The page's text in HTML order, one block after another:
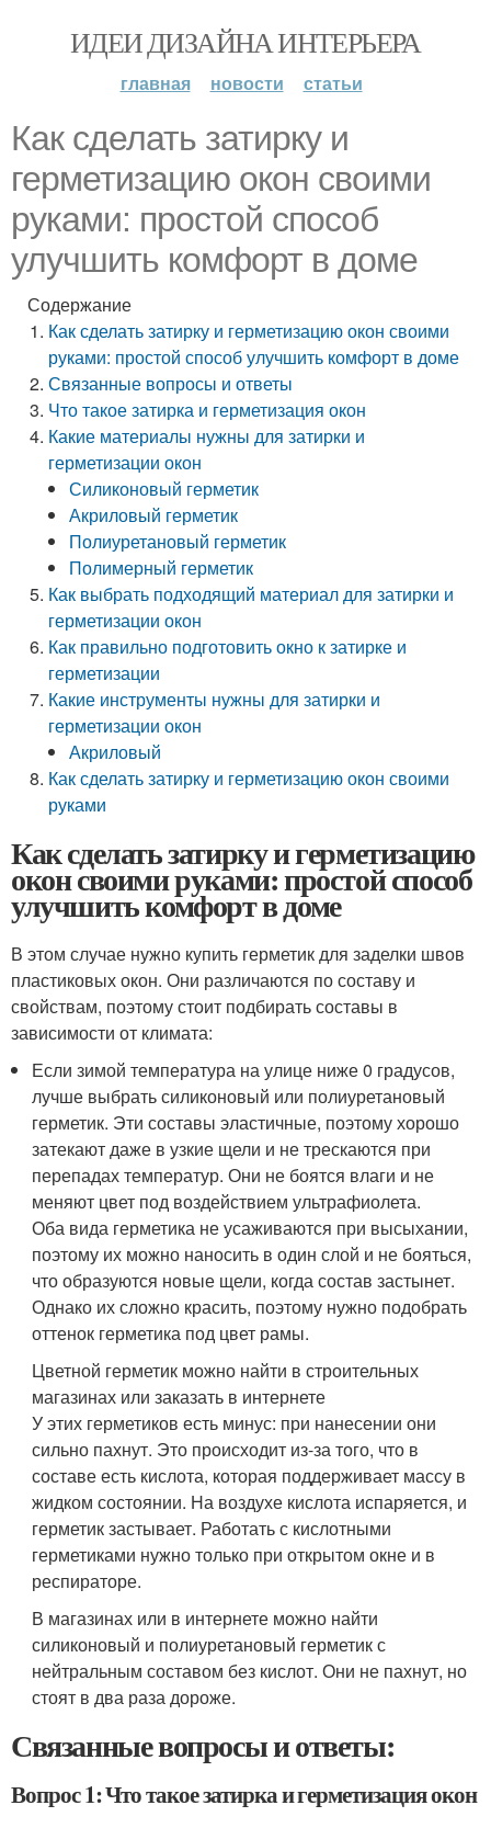
ИДЕИ ДИЗАЙНА ИНТЕРЬЕРА
главная новости статьи
Как сделать затирку и
герметизацию окон своими
руками: простой способ
улучшить комфорт в доме
Содержание
Как сделать затирку и герметизацию окон своими
руками: простой способ улучшить комфорт в доме
Связанные вопросы и ответы
Что такое затирка и герметизация окон
Какие материалы нужны для затирки и
герметизации окон
Силиконовый герметик
Акриловый герметик
Полиуретановый герметик
Полимерный герметик
Как выбрать подходящий материал для затирки и
герметизации окон
Как правильно подготовить окно к затирке и
герметизации
Какие инструменты нужны для затирки и
герметизации окон
Акриловый
Как сделать затирку и герметизацию окон своими
руками
Как сделать затирку и герметизацию
окон своими руками: простой способ
улучшить комфорт в доме
В этом случае нужно купить герметик для заделки швов
пластиковых окон. Они различаются по составу и
свойствам, поэтому стоит подбирать составы в
зависимости от климата:
Если зимой температура на улице ниже 0 градусов,
лучше выбрать силиконовый или полиуретановый
герметик. Эти составы эластичные, поэтому хорошо
затекают даже в узкие щели и не трескаются при
перепадах температур. Они не боятся влаги и не
меняют цвет под воздействием ультрафиолета.
Оба вида герметика не усаживаются при высыхании,
поэтому их можно наносить в один слой и не бояться,
что образуются новые щели, когда состав застынет.
Однако их сложно красить, поэтому нужно подобрать
оттенок герметика под цвет рамы.
Цветной герметик можно найти в строительных
магазинах или заказать в интернете
У этих герметиков есть минус: при нанесении они
сильно пахнут. Это происходит из-за того, что в
составе есть кислота, которая поддерживает массу в
жидком состоянии. На воздухе кислота испаряется, и
герметик застывает. Работать с кислотными
герметиками нужно только при открытом окне и в
респираторе.
В магазинах или в интернете можно найти
силиконовый и полиуретановый герметик с
нейтральным составом без кислот. Они не пахнут, но
стоят в два раза дороже.
Связанные вопросы и ответы:
Вопрос 1: Что такое затирка и герметизация окон